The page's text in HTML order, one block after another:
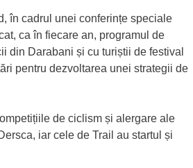
în cadrul unei conferințe speciale
ca în fiecare an, programul de
din Darabani și cu turiștii de festival
pentru dezvoltarea unei strategii de
de ciclism și alergare ale
iar cele de Trail au startul și